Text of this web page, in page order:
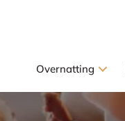
Overnatting